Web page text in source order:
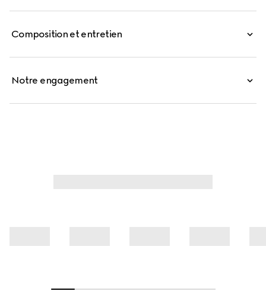
Composition et entretien
Notre engagement